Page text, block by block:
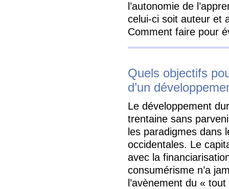
l’autonomie de
celui-ci soit auteur et
Comment faire pour
Quels objectifs
d’un
Le développement
trentaine sans
les paradigmes dans
occidentales. Le
avec la
consumérisme n’a
l’avènement du «